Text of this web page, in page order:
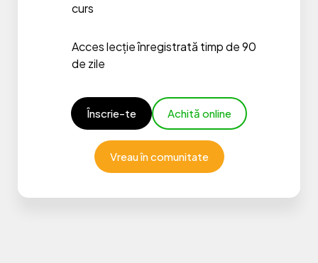
curs
Acces lecție înregistrată timp de 90
de zile
Înscrie-te Achită online
Vreau în comunitate